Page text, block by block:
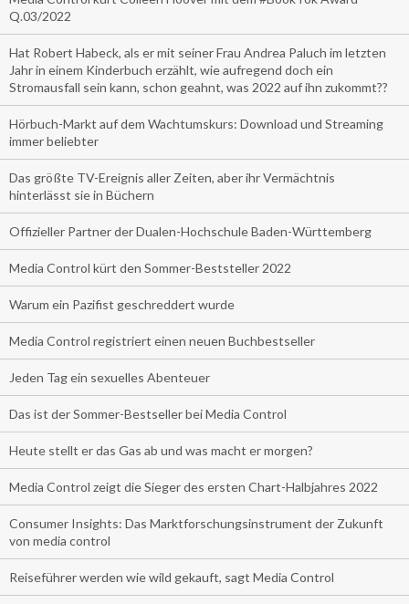
Q.03/2022
Hat Robert Habeck, als er mit seiner Frau Andrea Paluch im letzten
Jahr in einem Kinderbuch erzählt, wie aufregend doch ein
Stromausfall sein kann, schon geahnt, was 2022 auf ihn zukommt??
Hörbuch-Markt auf dem Wachtumskurs: Download und Streaming
immer beliebter
Das größte TV-Ereignis aller Zeiten, aber ihr Vermächtnis
hinterlässt sie in Büchern
Offizieller Partner der Dualen-Hochschule Baden-Württemberg
Media Control kürt den Sommer-Beststeller 2022
Warum ein Pazifist geschreddert wurde
Media Control registriert einen neuen Buchbestseller
Jeden Tag ein sexuelles Abenteuer
Das ist der Sommer-Bestseller bei Media Control
Heute stellt er das Gas ab und was macht er morgen?
Media Control zeigt die Sieger des ersten Chart-Halbjahres 2022
Consumer Insights: Das Marktforschungsinstrument der Zukunft
von media control
Reiseführer werden wie wild gekauft, sagt Media Control